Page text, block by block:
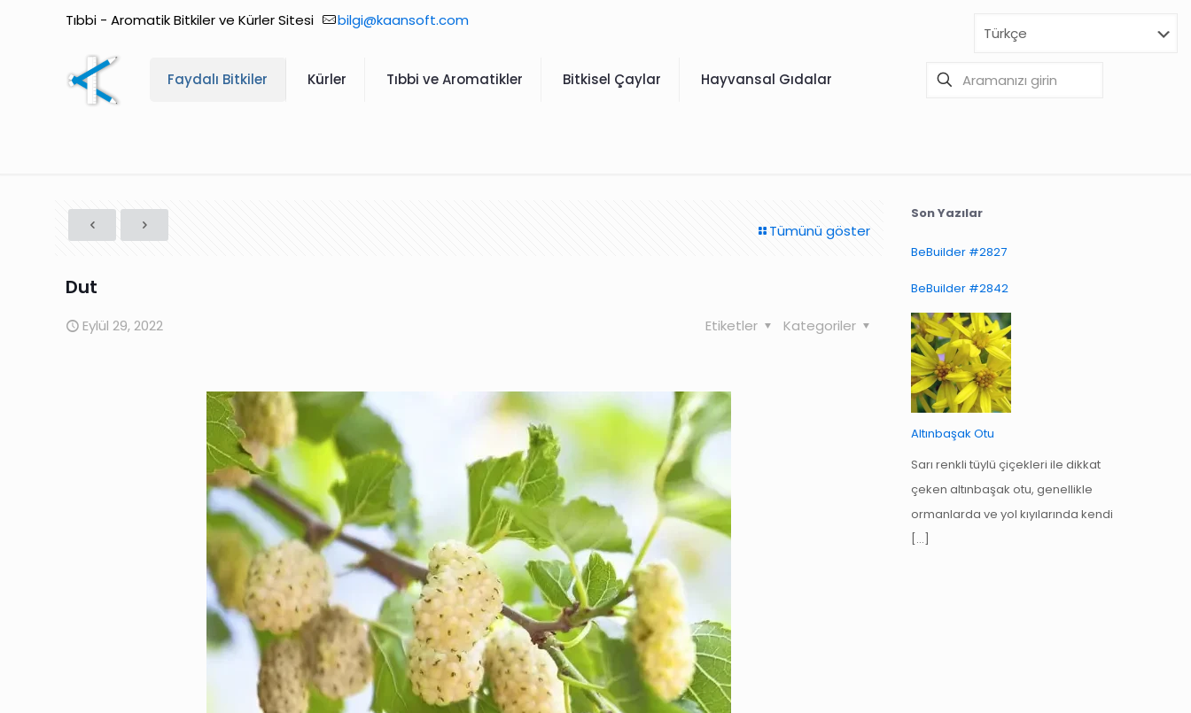
Tıbbi - Aromatik Bitkiler ve Kürler Sitesi bilgi@kaansoft.com
Faydalı Bitkiler Kürler Tıbbi ve Aromatikler Bitkisel Çaylar Hayvansal Gıdalar
Tümünü göster
Dut
Eylül 29, 2022 Kategoriler
Etiketler
Son Yazılar
BeBuilder #2827
BeBuilder #2842
Altınbaşak Otu
Sarı renkli tüylü çiçekleri ile dikkat
çeken altınbaşak otu, genellikle
ormanlarda ve yol kıyılarında kendi
[…]